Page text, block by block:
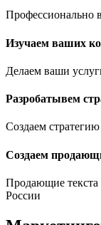
Профессионально
Изучаем ваших
Делаем ваши
Разробатывем
Создаем
Создаем
Продающие текста
России